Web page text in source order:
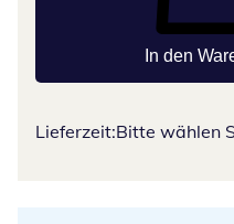
In den
Lieferzeit:Bitte wählen